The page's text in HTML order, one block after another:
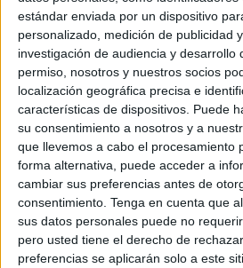
estándar enviada por un dispositivo
personalizado, medición de publicidad
investigación de audiencia y desarrollo
permiso, nosotros y nuestros socios
localización geográfica precisa e
características de dispositivos. Puede
su consentimiento a nosotros y a
que llevemos a cabo el procesamiento
forma alternativa, puede acceder a
cambiar sus preferencias antes de
consentimiento. Tenga en cuenta que
sus datos personales puede no
pero usted tiene el derecho de
preferencias se aplicarán solo a este